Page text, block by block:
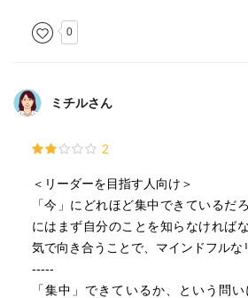
0
ミチルさん
2
＜リーダーを目指す人向け＞
「今」にどれほど集中できているだ
にはまず自分のことを知らなければ
気で向き合うことで、マインドフルな
-----
「集中」できているか、という問